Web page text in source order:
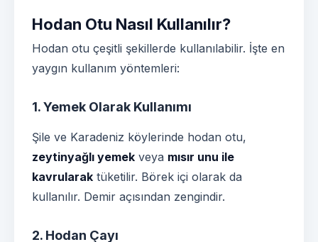
Hodan Otu Nasıl Kullanılır?
Hodan otu çeşitli şekillerde kullanılabilir. İşte en
yaygın kullanım yöntemleri:
1. Yemek Olarak Kullanımı
Şile ve Karadeniz köylerinde hodan otu,
zeytinyağlı yemek veya mısır unu ile
kavrularak tüketilir. Börek içi olarak da
kullanılır. Demir açısından zengindir.
2. Hodan Çayı